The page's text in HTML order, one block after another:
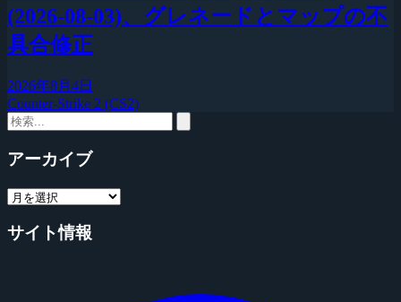
(2026-08-03)、グレネードとマップの不
具合修正
2026年8月4日
Counter-Strike 2 (CS2)
アーカイブ
サイト情報